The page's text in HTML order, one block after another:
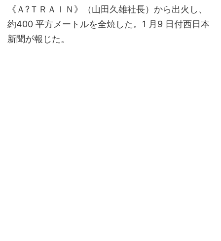
《Ａ?ＴＲＡＩＮ》（山田久雄社長）から出火し、
約400 平方メートルを全焼した。1 月9 日付西日本
新聞が報じた。